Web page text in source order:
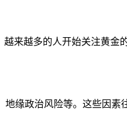
来越多的人开始关注黄金
缘政治风险等。这些因素